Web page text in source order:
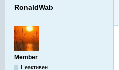
RonaldWab
Member
Неактивен